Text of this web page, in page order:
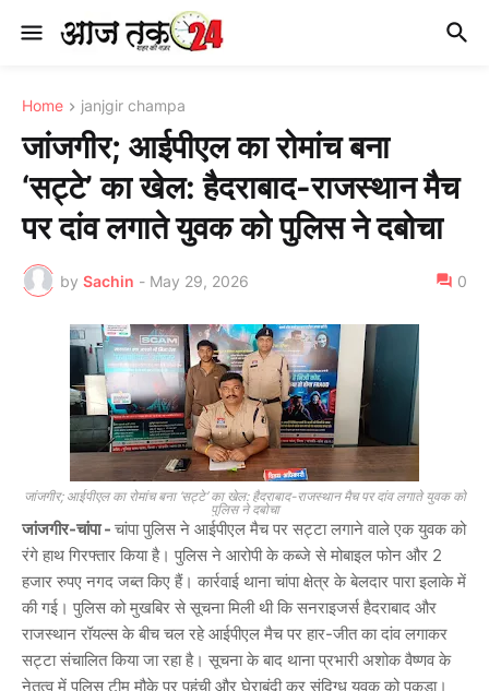
Home janjgir champa
जांजगीर; आईपीएल का रोमांच बना
‘सट्टे’ का खेल: हैदराबाद-राजस्थान मैच
पर दांव लगाते युवक को पुलिस ने दबोचा
by Sachin - May 29, 2026 0
जांजगीर; आईपीएल का रोमांच बना ‘सट्टे’ का खेल: हैदराबाद-राजस्थान मैच पर दांव लगाते युवक को
पुलिस ने दबोचा
जांजगीर-चांपा - चांपा पुलिस ने आईपीएल मैच पर सट्टा लगाने वाले एक युवक को
रंगे हाथ गिरफ्तार किया है। पुलिस ने आरोपी के कब्जे से मोबाइल फोन और 2
हजार रुपए नगद जब्त किए हैं। कार्रवाई थाना चांपा क्षेत्र के बेलदार पारा इलाके में
की गई। पुलिस को मुखबिर से सूचना मिली थी कि सनराइजर्स हैदराबाद और
राजस्थान रॉयल्स के बीच चल रहे आईपीएल मैच पर हार-जीत का दांव लगाकर
सट्टा संचालित किया जा रहा है। सूचना के बाद थाना प्रभारीअशोक वैष्णवके
नेतृत्व में पुलिस टीम मौके पर पहुंची और घेराबंदी कर संदिग्ध युवक को पकड़ा।